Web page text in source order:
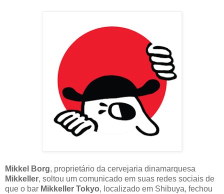
Mikkel Borg, proprietário da cervejaria dinamarquesa
Mikkeller, soltou um comunicado em suas redes sociais de
que o bar Mikkeller Tokyo, localizado em Shibuya, fechou